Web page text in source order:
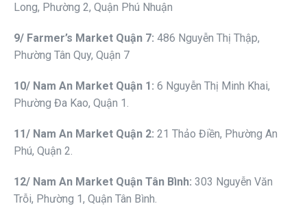
Long, Phường 2, Quận Phú Nhuận
9/ Farmer’s Market Quận 7: 486 Nguyễn Thị Thập,
Phường Tân Quy, Quận 7
10/ Nam An Market Quận 1: 6 Nguyễn Thị Minh Khai,
Phường Đa Kao, Quận 1.
11/ Nam An Market Quận 2: 21 Thảo Điền, Phường An
Phú, Quận 2.
12/ Nam An Market Quận Tân Bình: 303 Nguyễn Văn
Trỗi, Phường 1, Quận Tân Bình.